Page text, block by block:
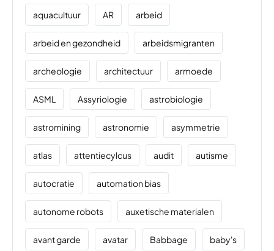
aquacultuur AR arbeid
arbeid en gezondheid arbeidsmigranten
archeologie architectuur armoede
ASML Assyriologie astrobiologie
astromining astronomie asymmetrie
atlas attentiecylcus audit autisme
autocratie automation bias
autonome robots auxetische materialen
avant garde avatar Babbage baby's